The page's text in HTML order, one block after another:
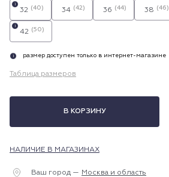
32 (40)
i
34 (42) 36 (44) 38 (46)
42 (50)
i
i размер доступен только в интернет-магазине
Таблица размеров
В КОРЗИНУ
НАЛИЧИЕ В МАГАЗИНАХ
Ваш город — Москва и область